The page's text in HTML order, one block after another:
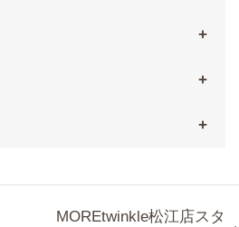
MOREtwinkle松江店スタ